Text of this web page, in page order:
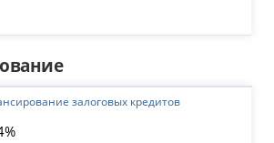
залоговых кредитов